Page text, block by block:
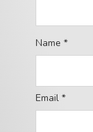
Name *
Email *